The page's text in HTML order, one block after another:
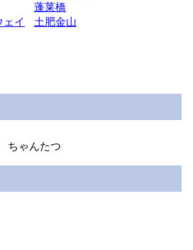
蓬莱橋
ェイ
土肥金山
ちゃんたつ